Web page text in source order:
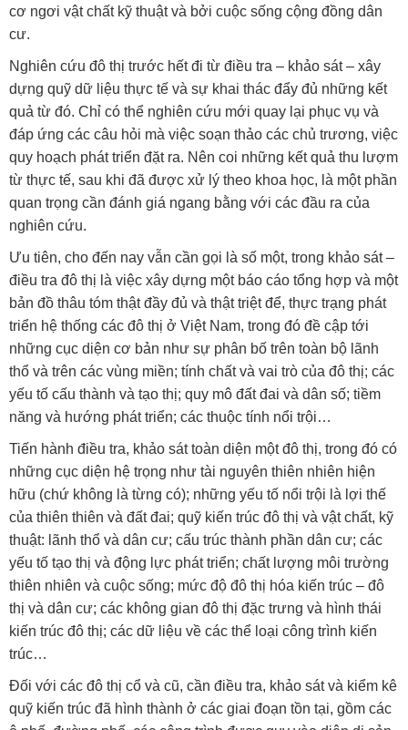
cơ ngơi vật chất kỹ thuật và bởi cuộc sống cộng đồng dân
cư.
Nghiên cứu đô thị trước hết đi từ điều tra – khảo sát – xây
dựng quỹ dữ liệu thực tế và sự khai thác đẩy đủ những kết
quả từ đó. Chỉ có thể nghiên cứu mới quay lại phục vụ và
đáp ứng các câu hỏi mà việc soạn thảo các chủ trương, việc
quy hoạch phát triển đặt ra. Nên coi những kết quả thu lượm
từ thực tế, sau khi đã được xử lý theo khoa học, là một phần
quan trọng cần đánh giá ngang bằng với các đầu ra của
nghiên cứu.
Ưu tiên, cho đến nay vẫn cần gọi là số một, trong khảo sát –
điều tra đô thị là việc xây dựng một báo cáo tổng hợp và một
bản đồ thâu tóm thật đầy đủ và thật triệt để, thực trạng phát
triển hệ thống các đô thị ở Việt Nam, trong đó đề cập tới
những cục diện cơ bản như sự phân bố trên toàn bộ lãnh
thổ và trên các vùng miền; tính chất và vai trò của đô thị; các
yếu tố cấu thành và tạo thị; quy mô đất đai và dân số; tiềm
năng và hướng phát triển; các thuộc tính nổi trội…
Tiến hành điều tra, khảo sát toàn diện một đô thị, trong đó có
những cục diện hệ trọng như tài nguyên thiên nhiên hiện
hữu (chứ không là từng có); những yếu tố nổi trội là lợi thế
của thiên thiên và đất đai; quỹ kiến trúc đô thị và vật chất, kỹ
thuật: lãnh thổ và dân cư; cấu trúc thành phần dân cư; các
yếu tố tạo thị và động lực phát triển; chất lượng môi trường
thiên nhiên và cuộc sống; mức độ đô thị hóa kiến trúc – đô
thị và dân cư; các không gian đô thị đặc trưng và hình thái
kiến trúc đô thị; các dữ liệu về các thể loại công trình kiến
trúc…
Đối với các đô thị cổ và cũ, cần điều tra, khảo sát và kiểm kê
quỹ kiến trúc đã hình thành ở các giai đoạn tồn tại, gồm các